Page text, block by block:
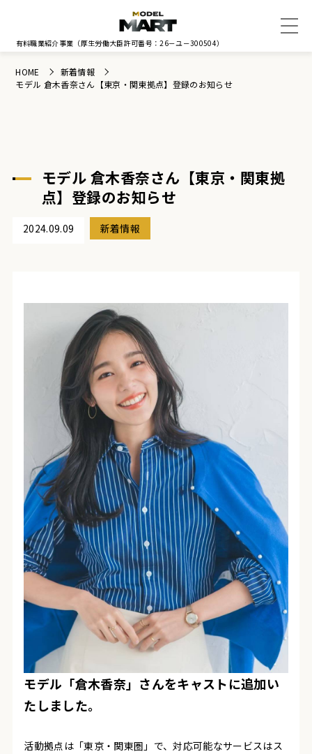
有料職業紹介事業 （厚生労働大臣許可番号：26－ユ－300504）
HOME
新着情報
モデル 倉木香奈さん【東京・関東拠点】登録のお知らせ
モデル 倉木香奈さん【東京・関東拠
点】登録のお知らせ
2024.09.09 新着情報
モデル「倉木香奈」さんをキャストに追加い
たしました。
活動拠点は「東京・関東圏」で、対応可能なサービスはス